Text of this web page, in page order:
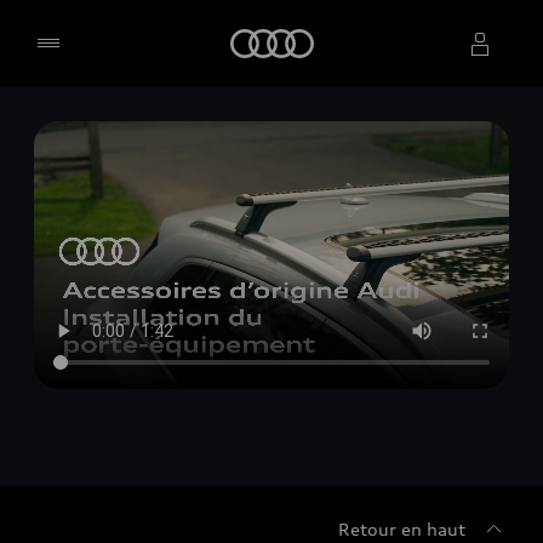
Sélectionner un concessionnaire
Retour en haut